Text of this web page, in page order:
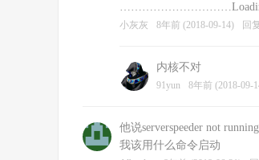
…………………………Loading
小灰灰 8年前 (2018-09-14) 回复
内核不对
91yun 8年前 (2018-09-
他说serverspeeder not
我该用什么命令启动